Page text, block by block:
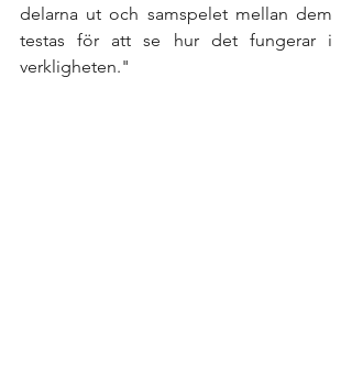
delarna ut och samspelet mellan dem
testas för att se hur det fungerar i
verkligheten."